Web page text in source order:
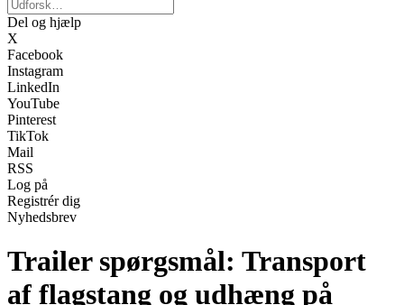
Del og hjælp
X
Facebook
Instagram
LinkedIn
YouTube
Pinterest
TikTok
Mail
RSS
Log på
Registrér dig
Nyhedsbrev
Trailer spørgsmål: Transport
af flagstang og udhæng på